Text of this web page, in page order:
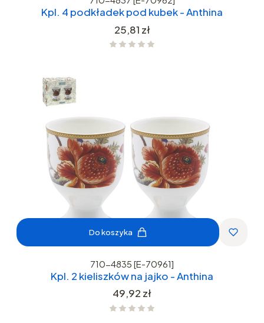
Kpl. 4 podkładek pod kubek - Anthina
Cena
25,81 zł
Do koszyka
710-4835 [E-70961]
Kpl. 2 kieliszków na jajko - Anthina
Cena
49,92 zł